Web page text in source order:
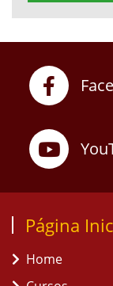
Página
Home